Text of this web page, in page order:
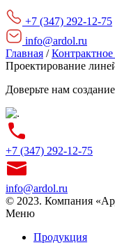
+7 (347) 292-12-75
info@ardol.ru
Главная /
Проектирование
Доверьте нам
+7 (347) 292-12-75
info@ardol.ru
© 2023. Компания
Меню
Продукция